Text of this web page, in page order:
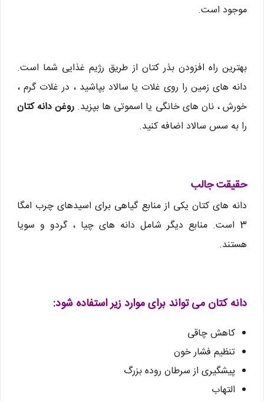
موجود است.
بهترین راه افزودن بذر کتان از طریق رژیم غذایی شما است.
دانه های زمین را روی غلات یا سالاد بپاشید ، در غلات گرم ،
خورش ، نان های خانگی یا اسموتی ها بپزید. روغن دانه کتان
را به سس سالاد اضافه کنید.
حقیقت جالب
دانه های کتان یکی از منابع گیاهی برای اسیدهای چرب امگا
3 است. منابع دیگر شامل دانه های چیا ، گردو و سویا
هستند.
دانه کتان می تواند برای موارد زیر استفاده شود:
کاهش چاقی
تنظیم فشار خون
پیشگیری از سرطان روده بزرگ
التهاب